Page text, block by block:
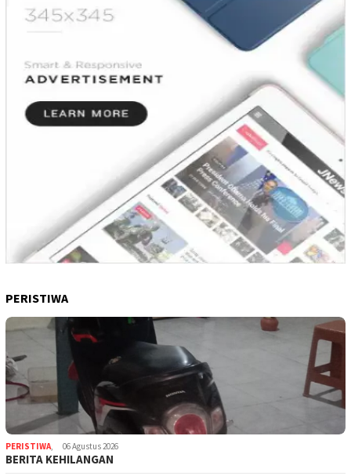
PERISTIWA
PERISTIWA, 06 Agustus 2026
BERITA KEHILANGAN